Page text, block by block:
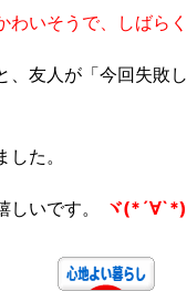
いそうで、しばら
友人が「今回失敗
た。
いです。 ヾ